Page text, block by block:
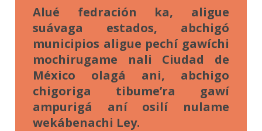
Alué fedración ka, aligue
suávaga estados, abchigó
municipios aligue pechí gawíchi
mochirugame nali Ciudad de
México olagá ani, abchigo
chigoriga tibume’ra gawí
ampurigá aní osilí nulame
wekábenachi Ley.